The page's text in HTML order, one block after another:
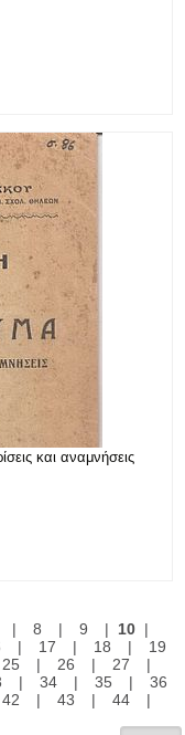
και αναμνήσεις
| 8 | 9 | 10|
| 17 | 18 |
19
25 | 26 | 27
|
| 34 | 35 |
36
42 | 43 | 44
|